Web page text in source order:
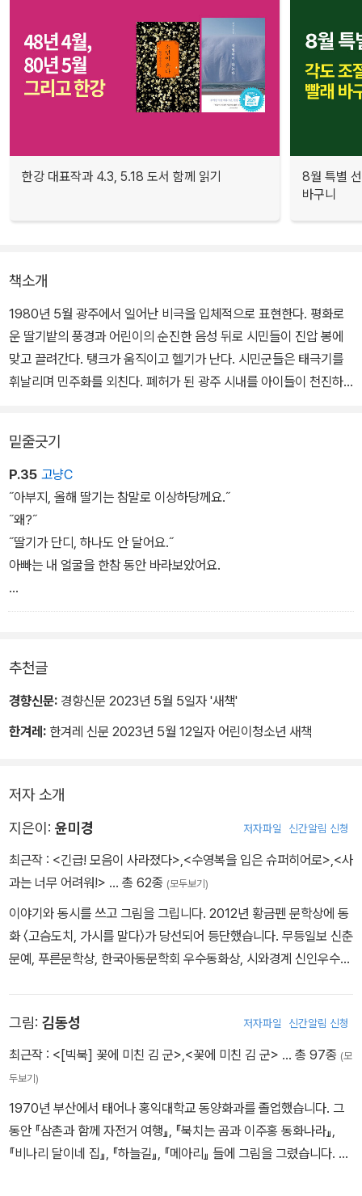
한강 대표작과 4.3, 5.18 도서 함께 읽기
8월 특별
바구니
책소개
1980년 5월 광주에서 일어난 비극을 입체적으로 표현한다. 평화로
운 딸기밭의 풍경과 어린이의 순진한 음성 뒤로 시민들이 진압 봉에
맞고 끌려간다. 탱크가 움직이고 헬기가 난다. 시민군들은 태극기를
휘날리며 민주화를 외친다. 폐허가 된 광주 시내를 아이들이 천진하
밑줄긋기
P.35 고냥C
˝아부지, 올해 딸기는 참말로 이상하당께요.˝
˝왜?˝
˝딸기가 단디, 하나도 안 달어요.˝
아빠는 내 얼굴을 한참 동안 바라보았어요.
˝올해 딸기는....˝
˝울음소리가 들어서 근갑다.˝
추천글
경향신문: 경향신문 2023년 5월 5일자 '새책'
한겨레: 한겨레 신문 2023년 5월 12일자 어린이청소년 새책
저자 소개
지은이: 윤미경 저자파일 신간알림 신청
최근작 : <긴급! 모음이 사라졌다>,<수영복을 입은 슈퍼히어로>,<사
과는 너무 어려워!> … 총 62종 (모두보기)
이야기와 동시를 쓰고 그림을 그립니다. 2012년 황금펜 문학상에 동
화 〈고슴도치, 가시를 말다〉가 당선되어 등단했습니다. 무등일보 신춘
문예, 푸른문학상, 한국아동문학회 우수동화상, 시와경계 신인우수작
《반짝반짝 별찌》, 동화책 《거절은 너무 어려워!》, 《짱돌 던지는 아
이》, 청소년 소설 《얼룩말 무늬를 신은 아이》, 그림책 《눈먼 고래》,
《우리는 어린이예요》 등 여러 권이 있습니다.
그림: 김동성 저자파일 신간알림 신청
최근작 : <[빅북] 꽃에 미친 김 군>,<꽃에 미친 김 군> … 총 97종 (모
두보기)
1970년 부산에서 태어나 홍익대학교 동양화과를 졸업했습니다. 그
동안 『삼촌과 함께 자전거 여행』, 『북치는 곰과 이주홍 동화나라』,
『비나리 달이네 집』, 『하늘길』, 『메아리』 들에 그림을 그렸습니다. 그